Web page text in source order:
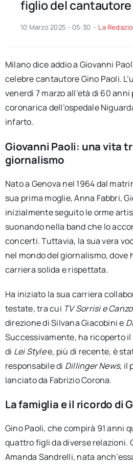
figlio del cantautore
10 Marzo 2025 - 05:30 - La
Milano dice addio a Giovanni
celebre cantautore Gino Paoli.
venerdì 7 marzo all’età di 60 anni
coronarica dell’ospedale
infarto.
Giovanni Paoli: una vita
giornalismo
Nato a Genova nel 1964 dal
sua prima moglie, Anna Fabbri,
inizialmente seguito le orme
suonando nella band che lo
concerti. Tuttavia, la sua vera
nel mondo del giornalismo, dove
carriera solida e rispettata.
Ha iniziato la sua carriera
testate, tra cui TV Sorrisi e
direzione di Silvana Giacobini e
Successivamente, ha ricoperto
di Lei Stylee, più di recente, è
responsabile di Dillinger News, il
lanciato da Fabrizio Corona.
La famiglia e il ricordo di
Gino Paoli, che compirà 91 anni
quattro figli da diverse relazioni.
Amanda Sandrelli, nata